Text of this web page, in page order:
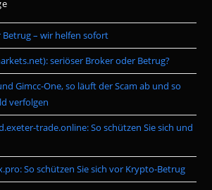
the
Betrug – wir helfen sofort
seriöser Broker oder Betrug?
Gimcc-One, so läuft der Scam ab und so
verfolgen
trade.online: So schützen Sie sich und
So schützen Sie sich vor Krypto-Betrug